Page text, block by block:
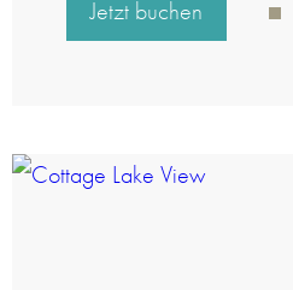
Jetzt buchen